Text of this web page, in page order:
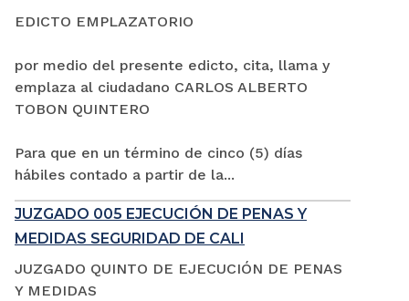
EDICTO EMPLAZATORIO
por medio del presente edicto, cita, llama y
emplaza al ciudadano CARLOS ALBERTO
TOBON QUINTERO
Para que en un término de cinco (5) días
hábiles contado a partir de la...
JUZGADO 005 EJECUCIÓN DE PENAS Y
MEDIDAS SEGURIDAD DE CALI
JUZGADO QUINTO DE EJECUCIÓN DE PENAS
Y MEDIDAS